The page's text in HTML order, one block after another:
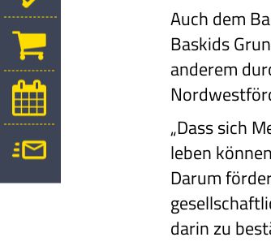
Auch dem
Baskids
anderem
„Dass sich
leben
Darum
darin zu